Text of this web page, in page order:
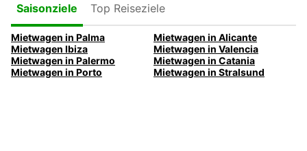
Saisonziele
Top Reiseziele
Mietwagen in Palma
Mietwagen in Alicante
Mietwagen Ibiza
Mietwagen in Valencia
Mietwagen in Palermo
Mietwagen in Catania
Mietwagen in Porto
Mietwagen in Stralsund